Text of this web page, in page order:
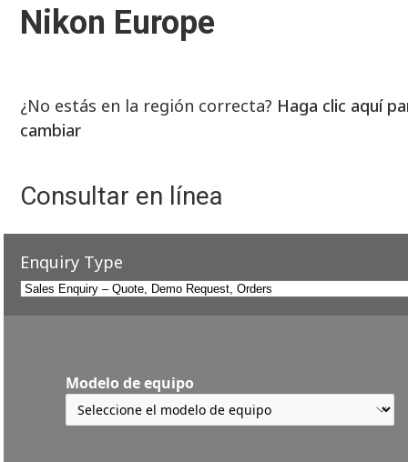
Nikon Europe
¿No estás en la región correcta? Haga clic aquí
cambiar
Consultar en línea
Enquiry Type
Modelo de equipo